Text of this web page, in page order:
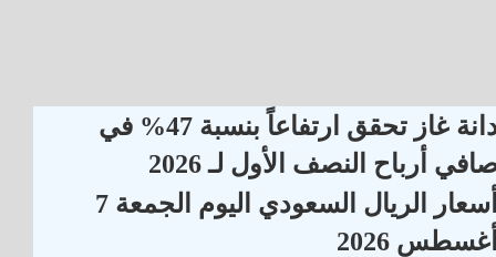
دانة غاز تحقق ارتفاعاً بنسبة 47% في
أرباح النصف الأول لـ 2026
أسعار الريال السعودي اليوم الجمعة 7
2026